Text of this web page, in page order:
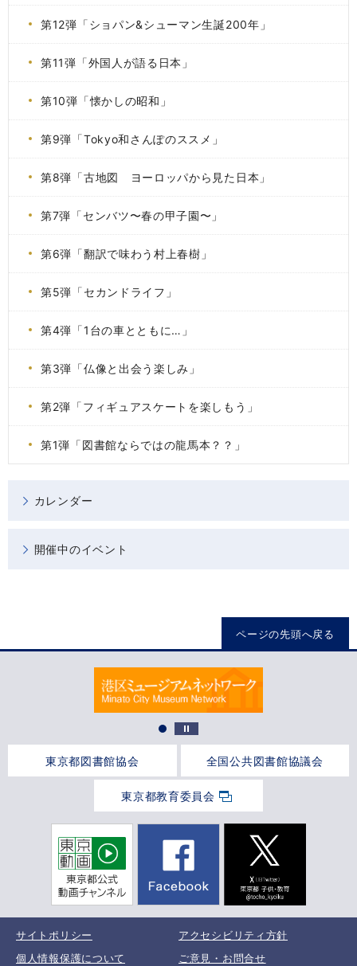
第12弾「ショパン&シューマン生誕200年」
第11弾「外国人が語る日本」
第10弾「懐かしの昭和」
第9弾「Tokyo和さんぽのススメ」
第8弾「古地図 ヨーロッパから見た日本」
第7弾「センバツ〜春の甲子園〜」
第6弾「翻訳で味わう村上春樹」
第5弾「セカンドライフ」
第4弾「1台の車とともに…」
第3弾「仏像と出会う楽しみ」
第2弾「フィギュアスケートを楽しもう」
第1弾「図書館ならではの龍馬本？？」
カレンダー
開催中のイベント
ページの先頭へ戻る
東京都図書館協会 全国公共図書館協議会
東京都教育委員会
サイトポリシー
アクセシビリティ方針
個人情報保護について
ご意見・お問合せ